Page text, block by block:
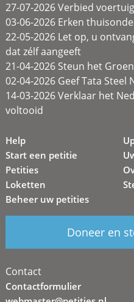
27-07-2026 Verbied
03-06-2026 Erken
22-05-2026 Let op, u
dat zélf aangeeft
21-04-2026 Steun het
02-04-2026 Geef Tata
14-03-2026 Verklaar het
voltooid
Help
Start een petitie
Petities
Loketten
Beheer uw petities
Doneer en
Contact
Contactformulier